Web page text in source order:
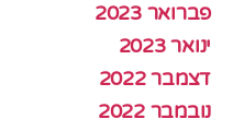
פברואר 2023
ינואר 2023
דצמבר 2022
נובמבר 2022